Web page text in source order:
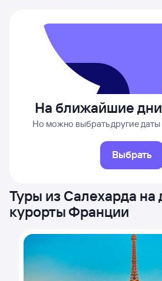
На ближайшие дни
Но можно выбрать другие
Выбрать
Туры из Салехарда на
курорты Франции